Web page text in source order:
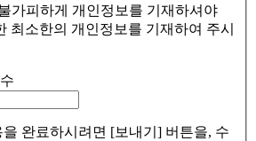
가피하게 개인정보를 기재하셔야
최소한의 개인정보를 기재하여 주시
완료하시려면 [보내기] 버튼을, 수